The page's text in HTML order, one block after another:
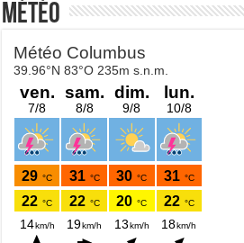
Météo